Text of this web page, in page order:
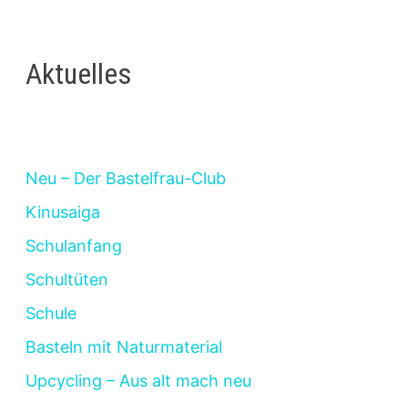
Aktuelles
Neu – Der Bastelfrau-Club
Kinusaiga
Schulanfang
Schultüten
Schule
Basteln mit Naturmaterial
Upcycling – Aus alt mach neu